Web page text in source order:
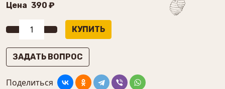
Цена 390 ₽
ЗАДАТЬ ВОПРОС
Поделиться